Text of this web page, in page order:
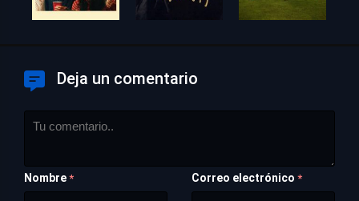
Deja un comentario
Nombre * Correo electrónico *